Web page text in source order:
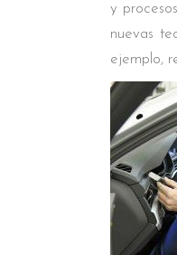
y
nuevas
ejemplo,